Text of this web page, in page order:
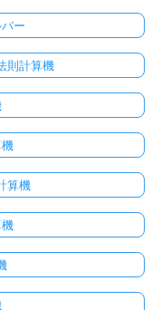
ー
則計算機
算機